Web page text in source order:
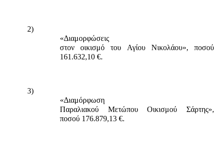
2)
«Διαμορφώσεις
στον οικισμό του Αγίου Νικολάου», ποσού
161.632,10 €.
3)
«Διαμόρφωση
Παραλιακού Μετώπου Οικισμού Σάρτης»,
ποσού 176.879,13 €.